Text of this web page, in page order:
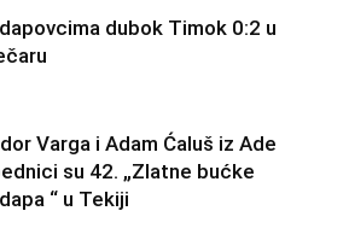
dubok Timok 0:2 u
Varga i Adam Ćaluš iz Ade
su 42. „Zlatne bućke
“ u Tekiji